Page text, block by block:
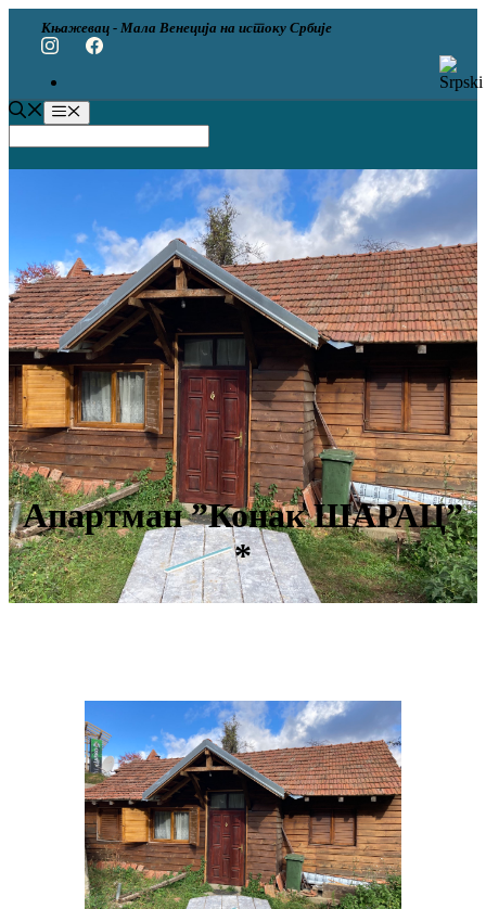
цонтент
Књажевац - Мала Венеција на истоку Србије
Мену
Апартман ”Конак ШАРАЦ”
*